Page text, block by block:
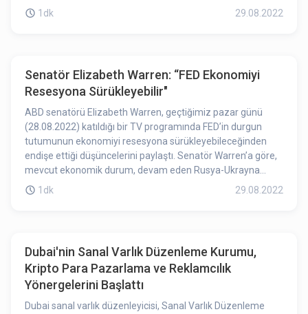
sürülen şarkı sahnede canlı olarak seslendirildi. Müzik
1dk 29.08.2022
Senatör Elizabeth Warren: “FED Ekonomiyi
Resesyona Sürükleyebilir"
ABD senatörü Elizabeth Warren, geçtiğimiz pazar günü
(28.08.2022) katıldığı bir TV programında FED’in durgun
tutumunun ekonomiyi resesyona sürükleyebileceğinden
endişe ettiği düşüncelerini paylaştı. Senatör Warren’a göre,
mevcut ekonomik durum, devam eden Rusya-Ukrayna
çatışmasının neden olduğu ve faiz artırımlarıyla
1dk 29.08.2022
Dubai'nin Sanal Varlık Düzenleme Kurumu,
Kripto Para Pazarlama ve Reklamcılık
Yönergelerini Başlattı
Dubai sanal varlık düzenleyicisi, Sanal Varlık Düzenleme